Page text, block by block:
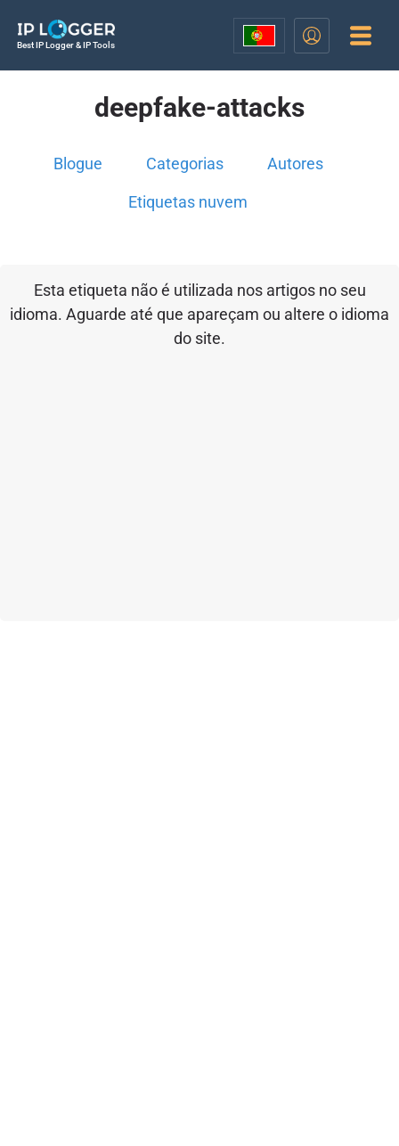
Best IP Logger & IP Tools
deepfake-attacks
Blogue Categorias Autores
Etiquetas nuvem